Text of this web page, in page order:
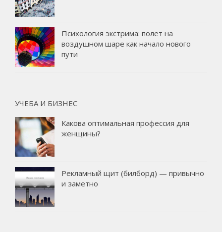
Психология экстрима: полет на
воздушном шаре как начало нового
пути
УЧЕБА И БИЗНЕС
Какова оптимальная профессия для
женщины?
Рекламный щит (билборд) — привычно
и заметно